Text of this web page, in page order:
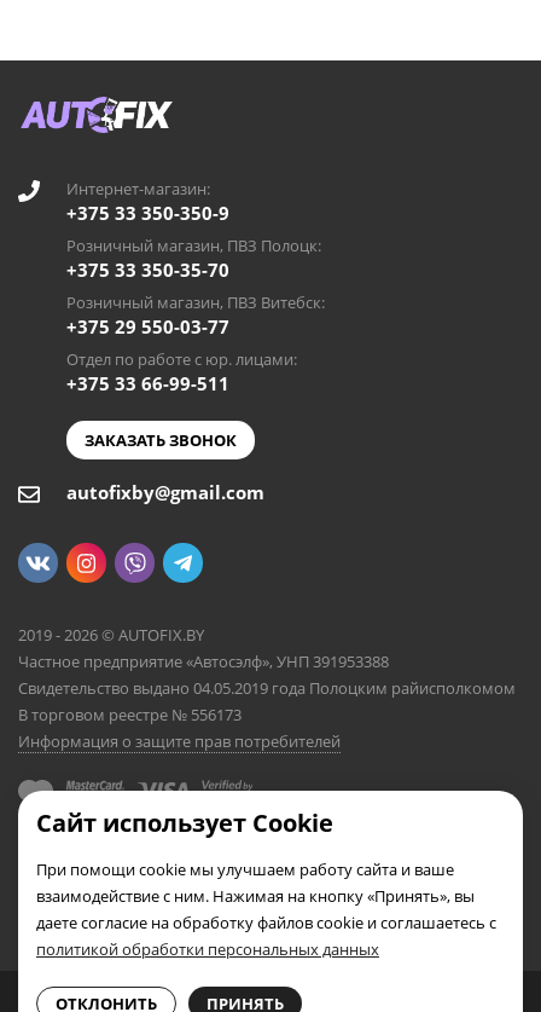
0
Интернет-магазин:
+375 33 350-350-9
Розничный магазин, ПВЗ Полоцк:
+375 33 350-35-70
Розничный магазин, ПВЗ Витебск:
+375 29 550-03-77
Отдел по работе с юр. лицами:
+375 33 66-99-511
ЗАКАЗАТЬ ЗВОНОК
autofixby@gmail.com
2019 - 2026 © AUTOFIX.BY
Частное предприятие «Автосэлф», УНП 391953388
Свидетельство выдано 04.05.2019 года Полоцким райисполкомом
В торговом реестре № 556173
Информация о защите прав потребителей
Сайт использует Cookie
При помощи cookie мы улучшаем работу сайта и ваше
взаимодействие с ним. Нажимая на кнопку «Принять», вы
даете согласие на обработку файлов cookie и соглашаетесь с
политикой обработки персональных данных
ОТКЛОНИТЬ ПРИНЯТЬ